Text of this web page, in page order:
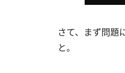
さて、まず問題
と。